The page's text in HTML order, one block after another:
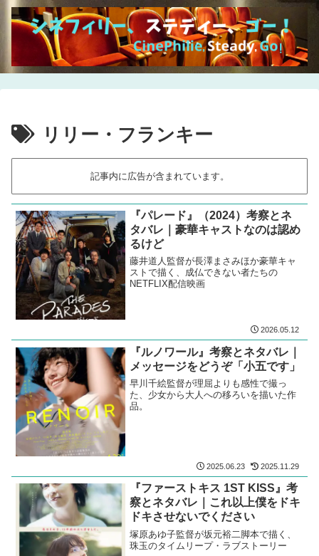
リリー・フランキー
記事内に広告が含まれています。
『パレード』（2024）考察とネ
タバレ｜豪華キャストなのは認め
るけど
藤井道人監督が長澤まさみほか豪華キャ
ストで描く、成仏できない者たちの
NETFLIX配信映画
2026.05.12
『ルノワール』考察とネタバレ｜
メッセージをどうぞ「小五です」
早川千絵監督が理屈よりも感性で撮っ
た、少女から大人への移ろいを描いた作
品。
2025.06.23 2025.11.29
『ファーストキス 1ST KISS』考
察とネタバレ｜これ以上僕をドキ
ドキさせないでください
塚原あゆ子監督が坂元裕二脚本で描く、
珠玉のタイムリープ・ラブストーリー